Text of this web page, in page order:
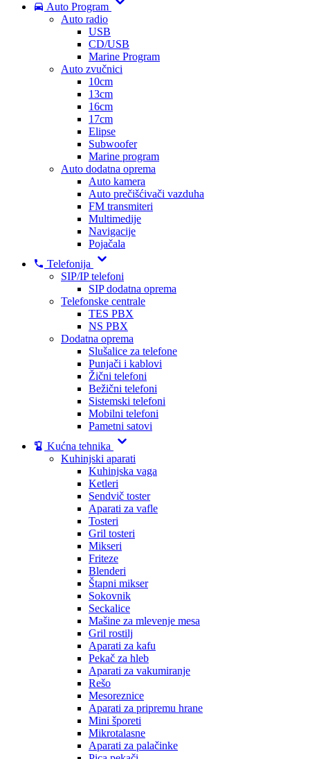
Auto Program
Auto radio
USB
CD/USB
Marine Program
Auto zvučnici
10cm
13cm
16cm
17cm
Elipse
Subwoofer
Marine program
Auto dodatna oprema
Auto kamera
Auto prečišćivači vazduha
FM transmiteri
Multimedije
Navigacije
Pojačala
Telefonija
SIP/IP telefoni
SIP dodatna oprema
Telefonske centrale
TES PBX
NS PBX
Dodatna oprema
Slušalice za telefone
Punjači i kablovi
Žični telefoni
Bežični telefoni
Sistemski telefoni
Mobilni telefoni
Pametni satovi
Kućna tehnika
Kuhinjski aparati
Kuhinjska vaga
Ketleri
Sendvič toster
Aparati za vafle
Tosteri
Gril tosteri
Mikseri
Friteze
Blenderi
Štapni mikser
Sokovnik
Seckalice
Mašine za mlevenje mesa
Gril rostilj
Aparati za kafu
Pekač za hleb
Aparati za vakumiranje
Rešo
Mesoreznice
Aparati za pripremu hrane
Mini šporeti
Mikrotalasne
Aparati za palačinke